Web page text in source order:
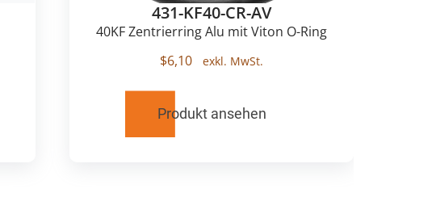
431-KF40-CR-AV
40KF Zentrierring Alu mit Viton O-Ring
$6,10
Produkt ansehen